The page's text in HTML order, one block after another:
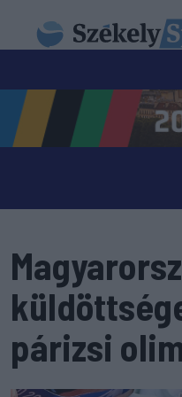
párizsi